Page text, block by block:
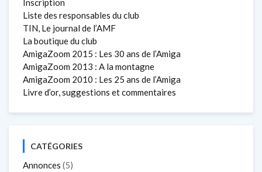
Inscription
Liste des responsables du club
TIN, Le journal de l’AMF
La boutique du club
AmigaZoom 2015 : Les 30 ans de l’Amiga
AmigaZoom 2013 : A la montagne
AmigaZoom 2010 : Les 25 ans de l’Amiga
Livre d’or, suggestions et commentaires
CATÉGORIES
Annonces (5)